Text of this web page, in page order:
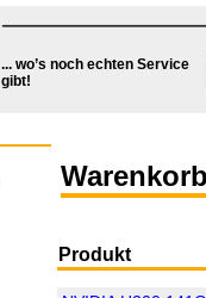
... wo’s noch echten Service
gibt!
Warenkorb
Produkt